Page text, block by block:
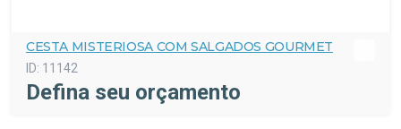
CESTA MISTERIOSA COM SALGADOS GOURMET
ID: 11142
Defina seu orçamento